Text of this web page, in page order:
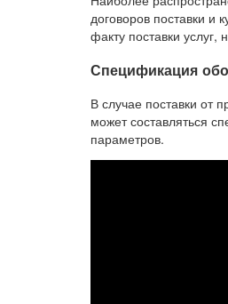
договоров поставки и
факту поставки
Спецификация
В случае поставки от
может составляться
параметров.